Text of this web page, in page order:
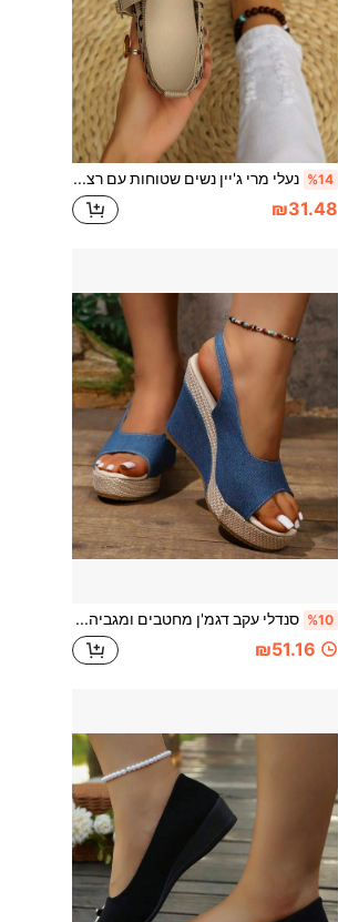
%14 נעלי מרי ג'יין נשים שטוחות עם רצועה מתכווננת, פתיח רבוע, הדפס נמר וינטג' נושם, סגנון צרפתי, ליומיום ולנסיעות, אביב וסתיו, בד סריג רדוד, נעלי בלט
₪31.48
%10 סנדלי עקב דגמ'ן מחטבים ומגביהים לנשים, סנדלי עקב דגמ'ן סגנון בוהמי עם רצועה אחורית, פתיחת אצבעות, סוליית פלטפורמה עבה, סגנון פתוח, רב-שימושי, כחול, סנדלי דגמ'ן יומיומיים לקיץ
₪51.16